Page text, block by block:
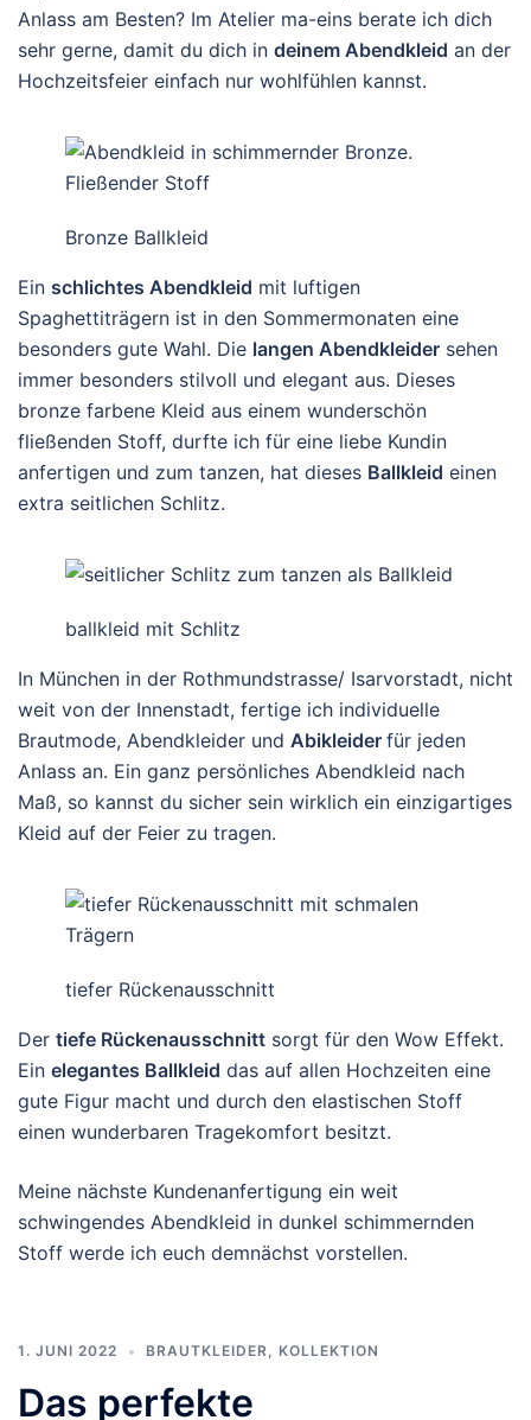
Anlass am Besten? Im Atelier ma-eins berate ich dich
sehr gerne, damit du dich in deinem Abendkleid an der
Hochzeitsfeier einfach nur wohlfühlen kannst.
Bronze Ballkleid
Ein schlichtes Abendkleid mit luftigen
Spaghettiträgern ist in den Sommermonaten eine
besonders gute Wahl. Die langen Abendkleider sehen
immer besonders stilvoll und elegant aus. Dieses
bronze farbene Kleid aus einem wunderschön
fließenden Stoff, durfte ich für eine liebe Kundin
anfertigen und zum tanzen, hat dieses Ballkleid einen
extra seitlichen Schlitz.
ballkleid mit Schlitz
In München in der Rothmundstrasse/ Isarvorstadt, nicht
weit von der Innenstadt, fertige ich individuelle
Brautmode, Abendkleider und Abikleider für jeden
Anlass an. Ein ganz persönliches Abendkleid nach
Maß, so kannst du sicher sein wirklich ein einzigartiges
Kleid auf der Feier zu tragen.
tiefer Rückenausschnitt
Der tiefe Rückenausschnitt sorgt für den Wow Effekt.
Ein elegantes Ballkleid das auf allen Hochzeiten eine
gute Figur macht und durch den elastischen Stoff
einen wunderbaren Tragekomfort besitzt.
Meine nächste Kundenanfertigung ein weit
schwingendes Abendkleid in dunkel schimmernden
Stoff werde ich euch demnächst vorstellen.
1. JUNI 2022 BRAUTKLEIDER, KOLLEKTION
Das perfekte